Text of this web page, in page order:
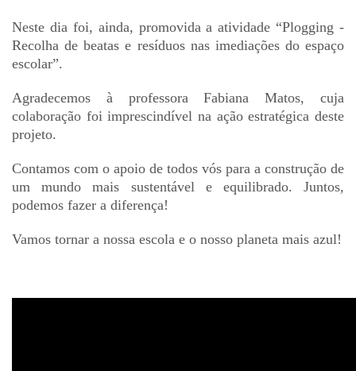
Neste dia foi, ainda, promovida a atividade “Plogging -
Recolha de beatas e resíduos nas imediações do espaço
escolar”.
Agradecemos à professora Fabiana Matos, cuja
colaboração foi imprescindível na ação estratégica deste
projeto.
Contamos com o apoio de todos vós para a construção de
um mundo mais sustentável e equilibrado. Juntos,
podemos fazer a diferença!
Vamos tornar a nossa escola e o nosso planeta mais azul!